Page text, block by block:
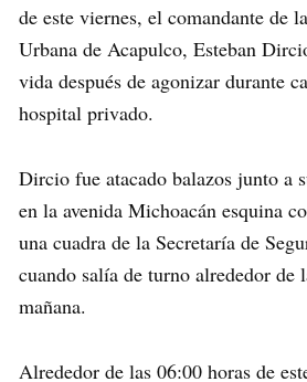
de este viernes, el comandante de
Urbana de Acapulco, Esteban
vida después de agonizar durante
hospital privado.
Dircio fue atacado balazos junto a
en la avenida Michoacán esquina
una cuadra de la Secretaría de
cuando salía de turno alrededor de
mañana.
Alrededor de las 06:00 horas de